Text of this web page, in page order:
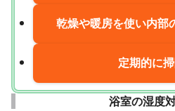
乾燥や暖房を使い内部
定期的に
浴室の湿度